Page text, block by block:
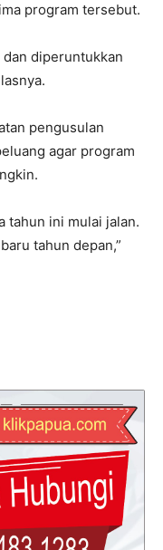
program tersebut.
dan diperuntukkan
pengusulan
agar program
tahun ini mulai jalan.
tahun depan,”